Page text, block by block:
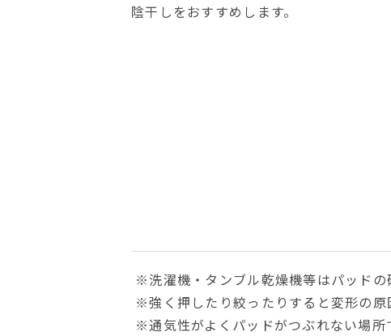
陰干しをおすすめします。
※洗濯機・タンブル乾燥機等はパッドの
※強く押したり絞ったりすると変形の原
※通気性がよくパッドがつぶれない場所